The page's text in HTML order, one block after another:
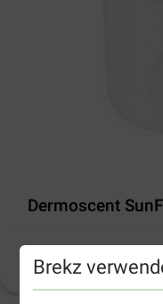
Brekz
Dermoscent
(7 )